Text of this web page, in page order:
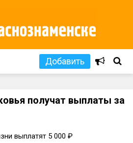
Добавить
получат выплаты за
выплатят 5 000 ₽